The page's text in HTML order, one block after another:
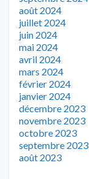
août 2024
juillet 2024
juin 2024
mai 2024
avril 2024
mars 2024
février 2024
janvier 2024
décembre 2023
novembre 2023
octobre 2023
septembre 2023
août 2023